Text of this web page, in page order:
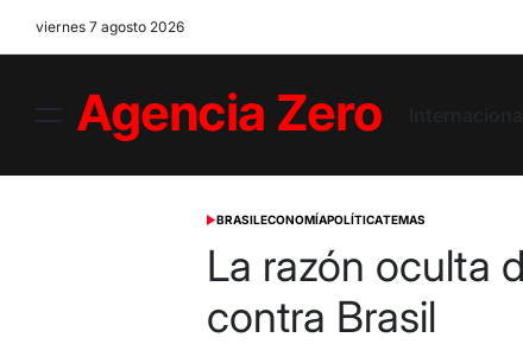
viernes 7 agosto 2026
Menu
Agencia
POSTED
BRASILECONOMÍAPOLÍTICATEMAS
La razón oculta
contra Brasil